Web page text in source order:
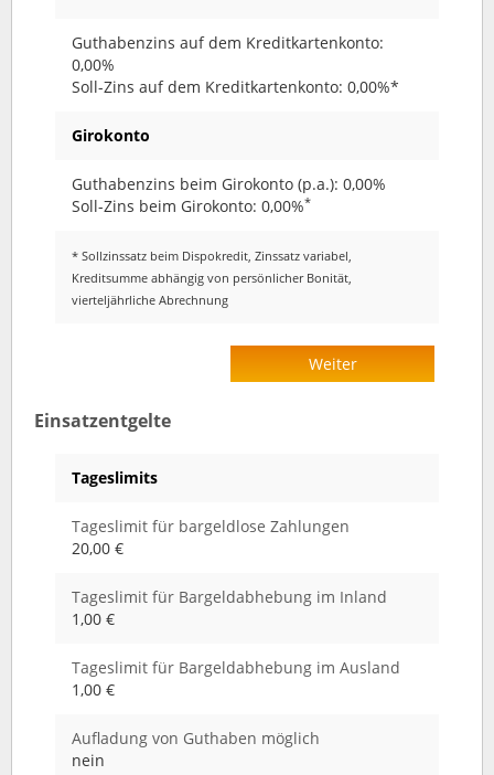
Guthabenzins auf dem Kreditkartenkonto:
0,00%
Soll-Zins auf dem Kreditkartenkonto: 0,00%*
Girokonto
Guthabenzins beim Girokonto (p.a.): 0,00%
Soll-Zins beim Girokonto: 0,00%*
* Sollzinssatz beim Dispokredit, Zinssatz variabel,
Kreditsumme abhängig von persönlicher Bonität,
vierteljährliche Abrechnung
Weiter
Einsatzentgelte
Tageslimits
Tageslimit für bargeldlose Zahlungen
20,00 €
Tageslimit für Bargeldabhebung im Inland
1,00 €
Tageslimit für Bargeldabhebung im Ausland
1,00 €
Aufladung von Guthaben möglich
nein